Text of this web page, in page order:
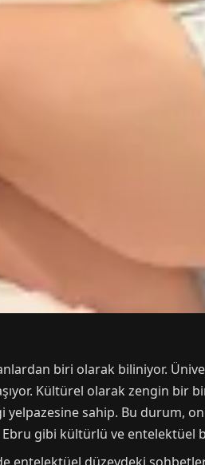
biri olarak biliniyor.
Kültürel olarak zengin bir
sahip. Bu durum,
Ebru gibi kültürlü ve